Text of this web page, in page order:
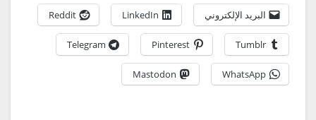
البريد الإلكتروني LinkedIn
Reddit
Tumblr
Pinterest
Telegram
WhatsApp
Mastodon